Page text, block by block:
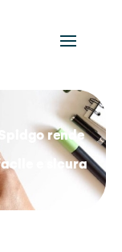
rende
e sicura